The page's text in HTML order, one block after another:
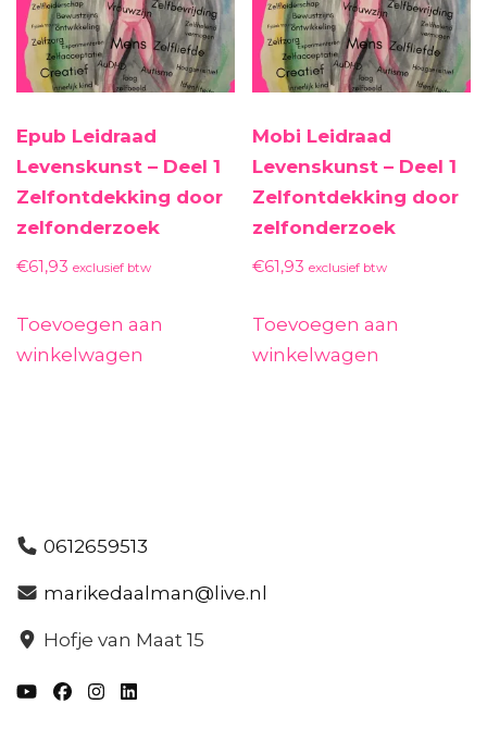
Epub Leidraad
Levenskunst – Deel 1
Zelfontdekking door
zelfonderzoek
€61,93 exclusief btw
Toevoegen aan
winkelwagen
Mobi Leidraad
Levenskunst – Deel 1
Zelfontdekking door
zelfonderzoek
€61,93 exclusief btw
Toevoegen aan
winkelwagen
0612659513
marikedaalman@live.nl
Hofje van Maat 15